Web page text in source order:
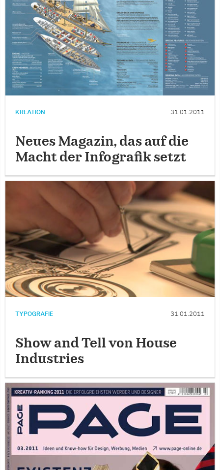
KREATION 31.01.2011
Neues Magazin, das auf die
Macht der Infografik setzt
TYPOGRAFIE 31.01.2011
Show and Tell von House
Industries